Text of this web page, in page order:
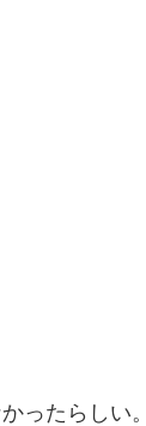
ったらしい。